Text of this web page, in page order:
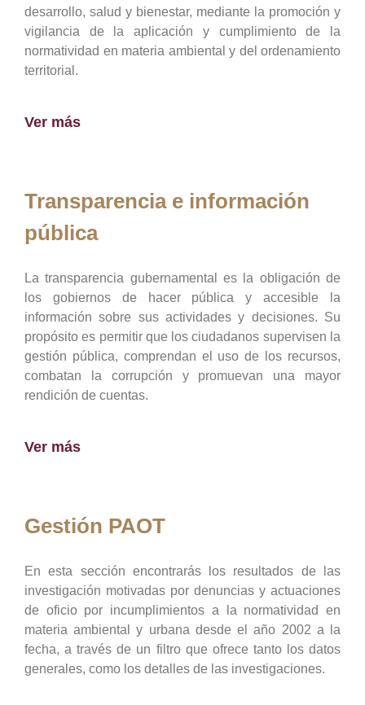
desarrollo, salud y bienestar, mediante la promoción y
vigilancia de la aplicación y cumplimiento de la
normatividad en materia ambiental y del ordenamiento
territorial.
Ver más
Transparencia e información
pública
La transparencia gubernamental es la obligación de
los gobiernos de hacer pública y accesible la
información sobre sus actividades y decisiones. Su
propósito es permitir que los ciudadanos supervisen la
gestión pública, comprendan el uso de los recursos,
combatan la corrupción y promuevan una mayor
rendición de cuentas.
Ver más
Gestión PAOT
En esta sección encontrarás los resultados de las
investigación motivadas por denuncias y actuaciones
de oficio por incumplimientos a la normatividad en
materia ambiental y urbana desde el año 2002 a la
fecha, a través de un filtro que ofrece tanto los datos
generales, como los detalles de las investigaciones.